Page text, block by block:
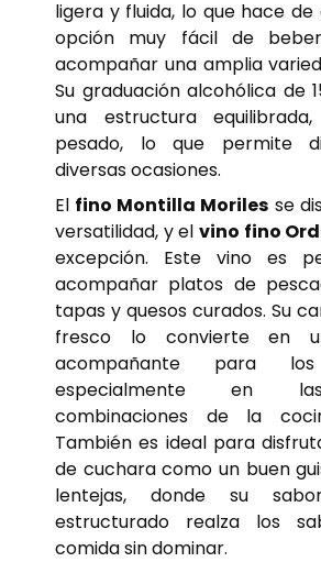
ligera y fluida, lo que hace
opción muy fácil de
acompañar una amplia
Su graduación alcohólica de
una estructura
pesado, lo que permite
diversas ocasiones.
El fino Montilla Moriles se
versatilidad, y el vino fino
excepción. Este vino es
acompañar platos de
tapas y quesos curados. Su
fresco lo convierte en
acompañante para los
especialmente en
combinaciones de la
También es ideal para
de cuchara como un buen
lentejas, donde su
estructurado realza los
comida sin dominar.